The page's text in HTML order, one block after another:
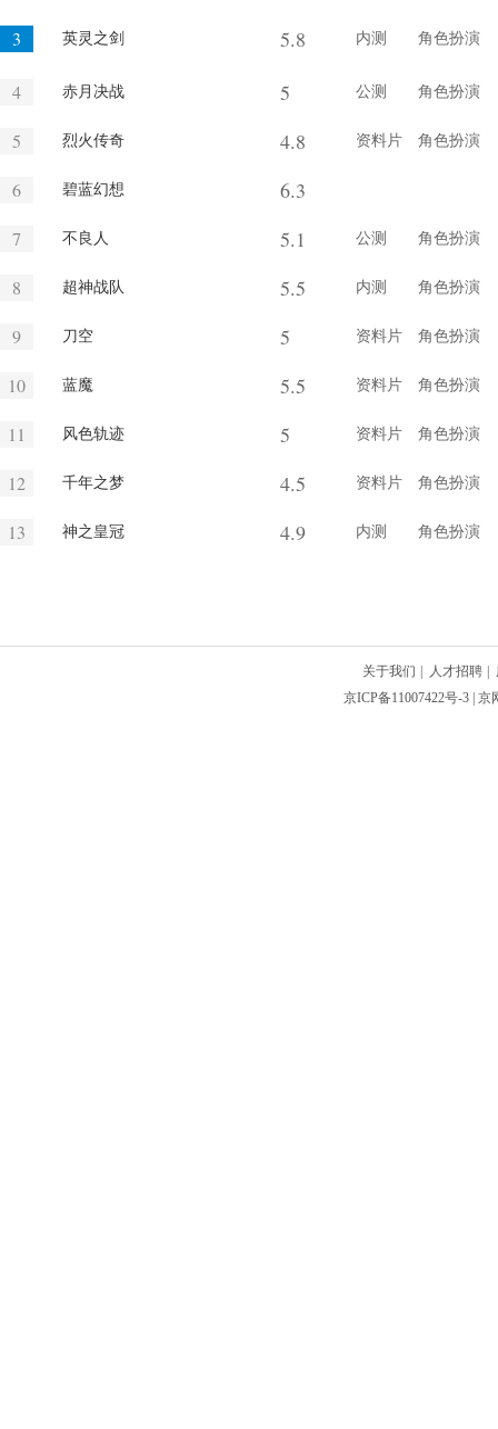
3 英灵之剑 5.8 内测 角色扮演
4 赤月决战 5 公测 角色扮演
5 烈火传奇 4.8 资料片 角色扮演
6 碧蓝幻想 6.3
7 不良人 5.1 公测 角色扮演
8 超神战队 5.5 内测 角色扮演
9 刀空 5 资料片 角色扮演
10 蓝魔 5.5 资料片 角色扮演
11 风色轨迹 5 资料片 角色扮演
12 千年之梦 4.5 资料片 角色扮演
13 神之皇冠 4.9 内测 角色扮演
关于我们 人才招聘
京ICP备11007422号-3 |